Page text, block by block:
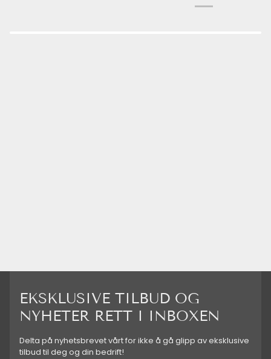
EKSKLUSIVE TILBUD OG
NYHETER RETT I INBOXEN
Delta på nyhetsbrevet vårt for ikke å gå glipp av eksklusive
tilbud til deg og din bedrift!